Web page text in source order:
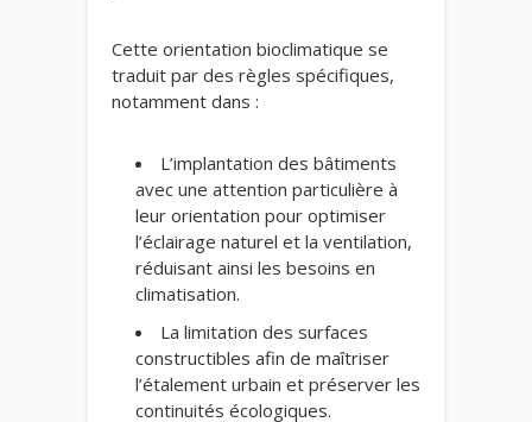
Cette orientation bioclimatique se
traduit par des règles spécifiques,
notamment dans :
L’implantation des bâtiments
avec une attention particulière à
leur orientation pour optimiser
l’éclairage naturel et la ventilation,
réduisant ainsi les besoins en
climatisation.
La limitation des surfaces
constructibles afin de maîtriser
l’étalement urbain et préserver les
continuités écologiques.